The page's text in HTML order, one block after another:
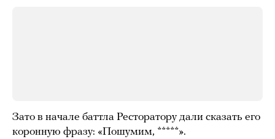
Зато в начале баттла Ресторатору дали сказать его
коронную фразу: «Пошумим, *****».